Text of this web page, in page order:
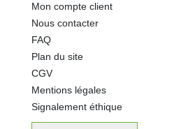
Mon compte client
Nous contacter
FAQ
Plan du site
CGV
Mentions légales
Signalement éthique